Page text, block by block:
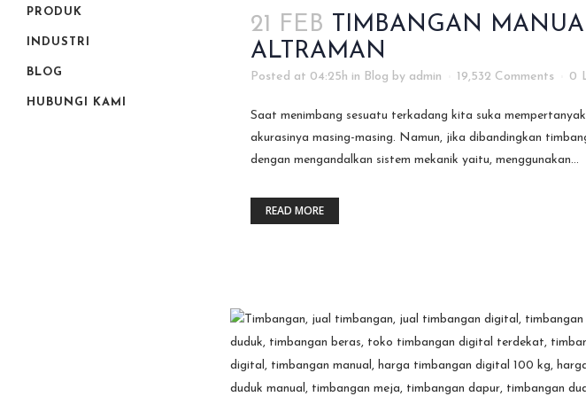
PRODUK
INDUSTRI
BLOG
HUBUNGI KAMI
21 FEB
TIMBANGAN
ALTRAMAN
Posted at 04:25h in Blog by admin 19,532 Comments 0
Saat menimbang sesuatu terkadang kita suka
akurasinya masing-masing. Namun, jika dibandingkan
dengan mengandalkan sistem mekanik yaitu, menggunakan...
READ MORE